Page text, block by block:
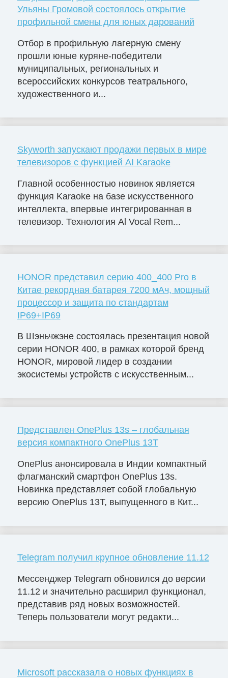
Ульяны Громовой состоялось открытие
профильной смены для юных дарований
Отбор в профильную лагерную смену
прошли юные куряне-победители
муниципальных, региональных и
всероссийских конкурсов театрального,
художественного и...
Skyworth запускают продажи первых в мире
телевизоров с функцией AI Karaoke
Главной особенностью новинок является
функция Karaoke на базе искусственного
интеллекта, впервые интегрированная в
телевизор. Технология Al Vocal Rem...
HONOR представил серию 400_400 Pro в
Китае рекордная батарея 7200 мАч, мощный
процессор и защита по стандартам
IP69+IP69
В Шэньчжэне состоялась презентация новой
серии HONOR 400, в рамках которой бренд
HONOR, мировой лидер в создании
экосистемы устройств с искусственным...
Представлен OnePlus 13s – глобальная
версия компактного OnePlus 13T
OnePlus анонсировала в Индии компактный
флагманский смартфон OnePlus 13s.
Новинка представляет собой глобальную
версию OnePlus 13T, выпущенного в Кит...
Telegram получил крупное обновление 11.12
Мессенджер Telegram обновился до версии
11.12 и значительно расширил функционал,
представив ряд новых возможностей.
Теперь пользователи могут редакти...
Microsoft рассказала о новых функциях в